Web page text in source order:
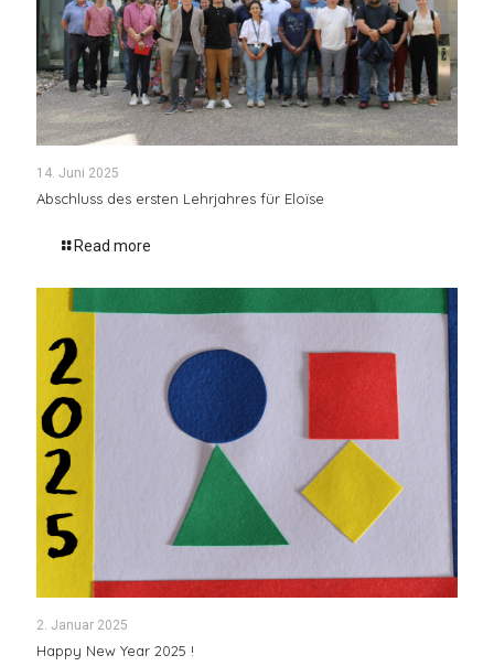
14. Juni 2025
Abschluss des ersten Lehrjahres für Eloïse
Read more
2. Januar 2025
Happy New Year 2025 !